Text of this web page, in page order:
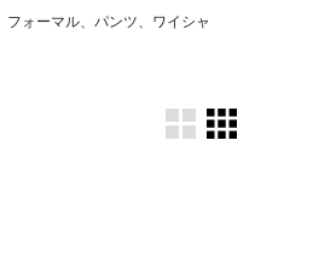
フォーマル、パンツ、ワイシャ